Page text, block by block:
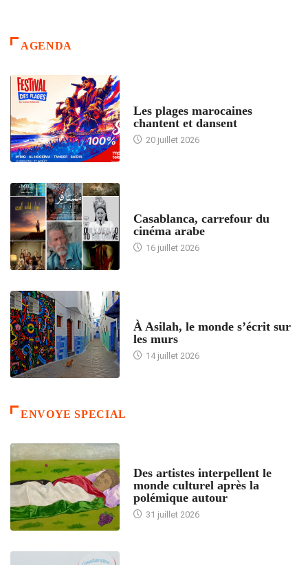
AGENDA
Les plages marocaines
chantent et dansent
20 juillet 2026
Casablanca, carrefour du
cinéma arabe
16 juillet 2026
À Asilah, le monde s’écrit sur
les murs
14 juillet 2026
ENVOYE SPECIAL
Des artistes interpellent le
monde culturel après la
polémique autour
31 juillet 2026